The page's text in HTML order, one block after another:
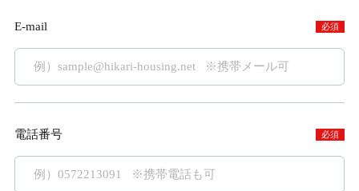
E-mail 必須
電話番号 必須